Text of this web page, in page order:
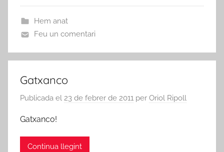
Hem anat
Feu un comentari
Gatxanco
Publicada el 23 de febrer de 2011 per Oriol Ripoll
Gatxanco!
Continua llegint